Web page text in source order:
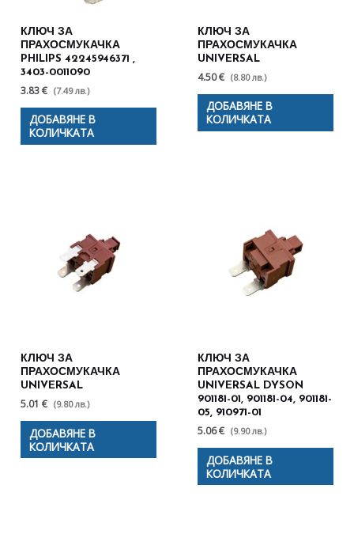
КЛЮЧ ЗА
ПРАХОСМУКАЧКА
PHILIPS 42245946371 ,
3403-0011090
3.83 € (7.49 лв.)
ДОБАВЯНЕ В
КОЛИЧКАТА
КЛЮЧ ЗА
ПРАХОСМУКАЧКА
UNIVERSAL
4.50 € (8.80 лв.)
ДОБАВЯНЕ В
КОЛИЧКАТА
КЛЮЧ ЗА
ПРАХОСМУКАЧКА
UNIVERSAL
5.01 € (9.80 лв.)
ДОБАВЯНЕ В
КОЛИЧКАТА
КЛЮЧ ЗА
ПРАХОСМУКАЧКА
UNIVERSAL DYSON
901181-01, 901181-04, 901181-
05, 910971-01
5.06 € (9.90 лв.)
ДОБАВЯНЕ В
КОЛИЧКАТА